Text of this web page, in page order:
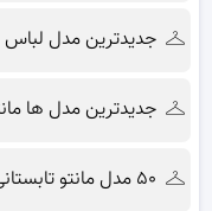
جدیدترین مدل لباس
جدیدترین مدل ها
۵۰ مدل مانتو تابستانی زیبا و شیک ۲۰۲۲